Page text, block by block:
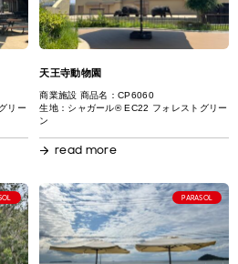
リー
天王寺動物園
商業施設 商品名：CP6060
生地：シャガール® EC22 フォレストグリー
ン
read more
PARASOL